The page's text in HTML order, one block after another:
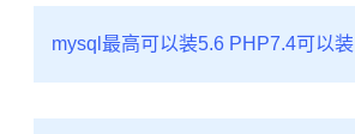
mysql最高可以装5.6 PHP7.4可以装